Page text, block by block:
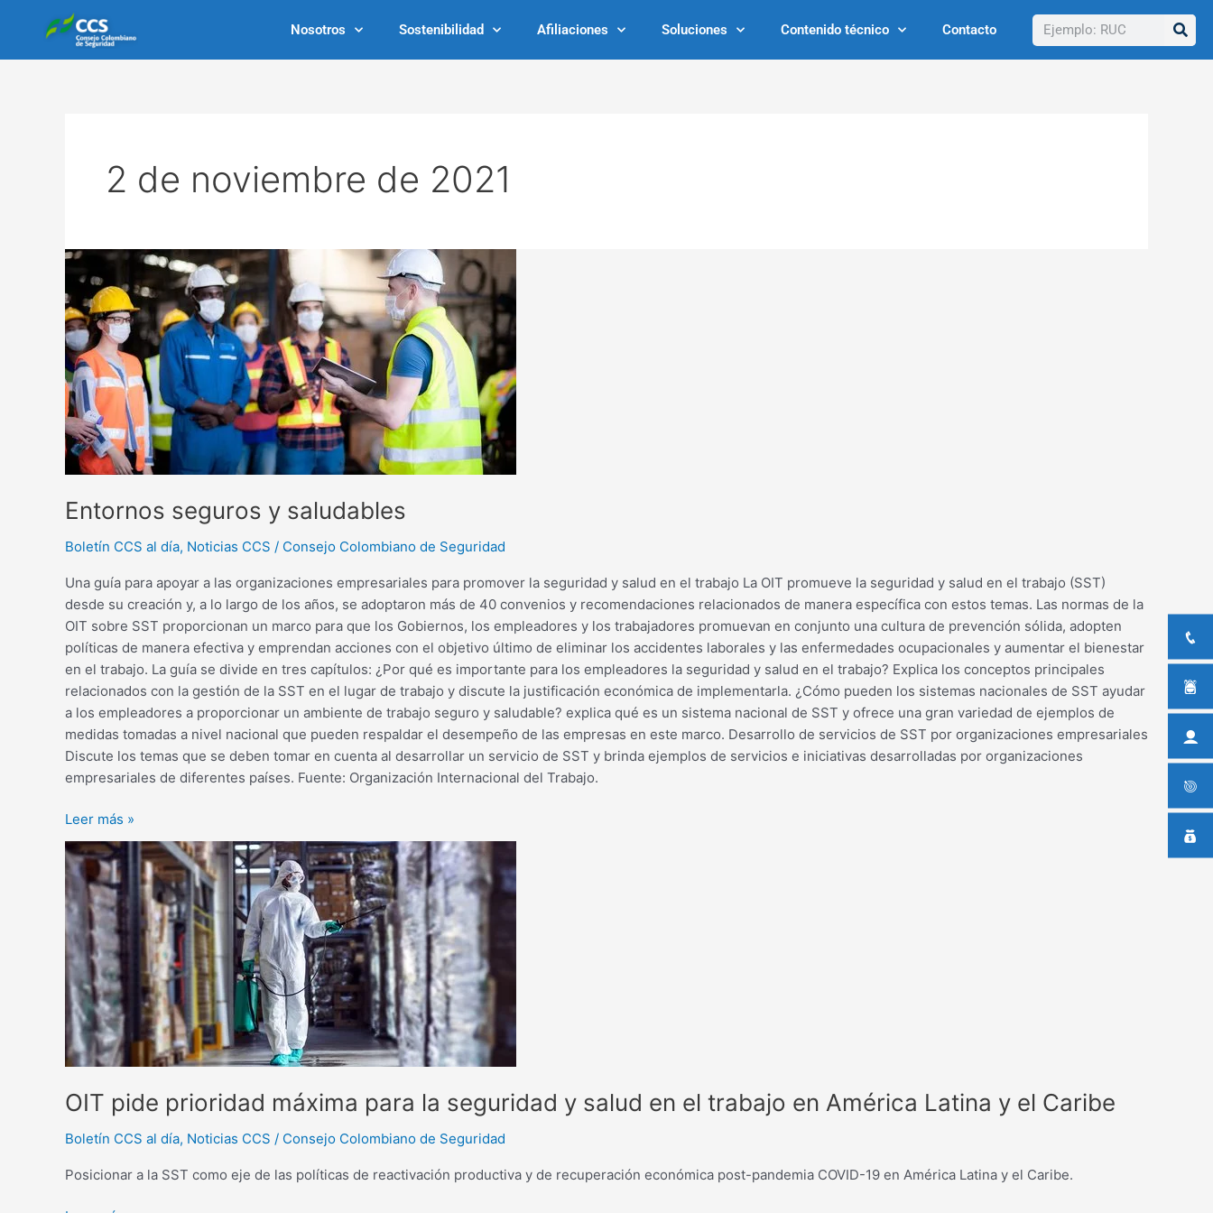
Nosotros Sostenibilidad Afiliaciones Soluciones Contenido técnico Contacto Buscar
2 de noviembre de 2021
Entornos seguros y saludables
Boletín CCS al día, Noticias CCS / Consejo Colombiano de Seguridad
Una guía para apoyar a las organizaciones empresariales para promover la seguridad y salud en el trabajo La OIT promueve la seguridad y salud en el trabajo (SST)
desde su creación y, a lo largo de los años, se adoptaron más de 40 convenios y recomendaciones relacionados de manera específica con estos temas. Las normas de la
OIT sobre SST proporcionan un marco para que los Gobiernos, los empleadores y los trabajadores promuevan en conjunto una cultura de prevención sólida, adopten
políticas de manera efectiva y emprendan acciones con el objetivo último de eliminar los accidentes laborales y las enfermedades ocupacionales y aumentar el bienestar
en el trabajo. La guía se divide en tres capítulos: ¿Por qué es importante para los empleadores la seguridad y salud en el trabajo? Explica los conceptos principales
relacionados con la gestión de la SST en el lugar de trabajo y discute la justificación económica de implementarla. ¿Cómo pueden los sistemas nacionales de SST ayudar
a los empleadores a proporcionar un ambiente de trabajo seguro y saludable? explica qué es un sistema nacional de SST y ofrece una gran variedad de ejemplos de
medidas tomadas a nivel nacional que pueden respaldar el desempeño de las empresas en este marco. Desarrollo de servicios de SST por organizaciones empresariales
Discute los temas que se deben tomar en cuenta al desarrollar un servicio de SST y brinda ejemplos de servicios e iniciativas desarrolladas por organizaciones
empresariales de diferentes países. Fuente: Organización Internacional del Trabajo.
Entornos
seguros
y
saludables
Leer más »
OIT pide prioridad máxima para la seguridad y salud en el trabajo en América Latina y el Caribe
Boletín CCS al día, Noticias CCS / Consejo Colombiano de Seguridad
Posicionar a la SST como eje de las políticas de reactivación productiva y de recuperación económica post-pandemia COVID-19 en América Latina y el Caribe.
OIT
pide
prioridad
máxima
para
la
seguridad
y
salud
en
el
en
América
y